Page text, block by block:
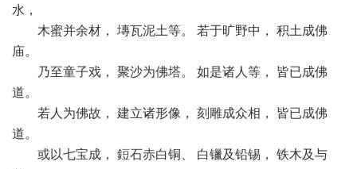
水，
木蜜并余材， 塼瓦泥土等。 若于旷野中， 积土成佛
庙。
乃至童子戏， 聚沙为佛塔。 如是诸人等， 皆已成佛
道。
若人为佛故， 建立诸形像， 刻雕成众相， 皆已成佛
道。
或以七宝成， 鋀石赤白铜、 白镴及铅锡， 铁木及与